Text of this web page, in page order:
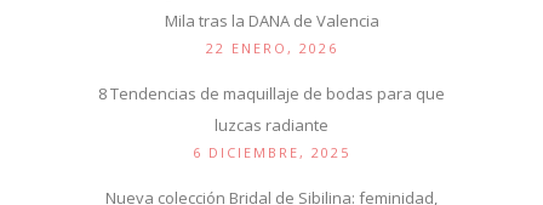
Mila tras la DANA de Valencia
22 ENERO, 2026
8 Tendencias de maquillaje de bodas para que
luzcas radiante
6 DICIEMBRE, 2025
Nueva colección Bridal de Sibilina: feminidad,